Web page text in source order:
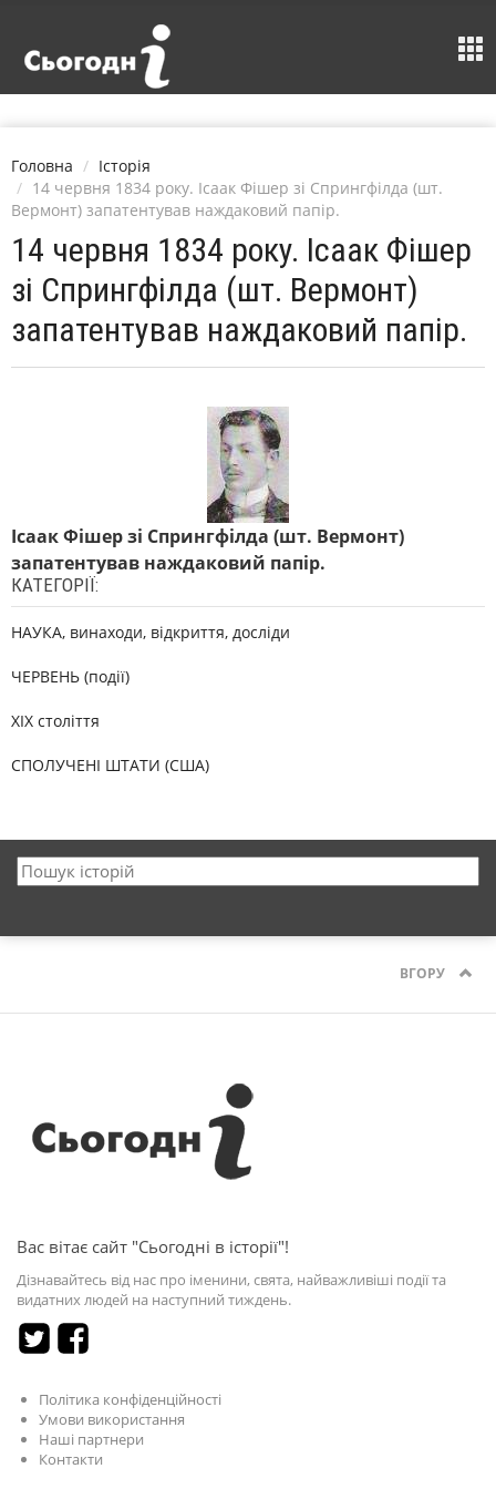
Головна
Історія
14 червня 1834 року. Ісаак Фішер зі Спрингфілда (шт.
Вермонт) запатентував наждаковий папір.
14 червня 1834 року. Ісаак Фішер
зі Спрингфілда (шт. Вермонт)
запатентував наждаковий папір.
Ісаак Фішер зі Спрингфілда (шт. Вермонт)
запатентував наждаковий папір.
КАТЕГОРІЇ:
НАУКА, винаходи, відкриття, досліди
ЧЕРВЕНЬ (події)
XIX століття
СПОЛУЧЕНІ ШТАТИ (США)
ВГОРУ
Вас вітає сайт "Сьогодні в історії"!
Дізнавайтесь від нас про іменини, свята, найважливіші події та
видатних людей на наступний тиждень.
Політика конфіденційності
Умови використання
Наші партнери
Контакти